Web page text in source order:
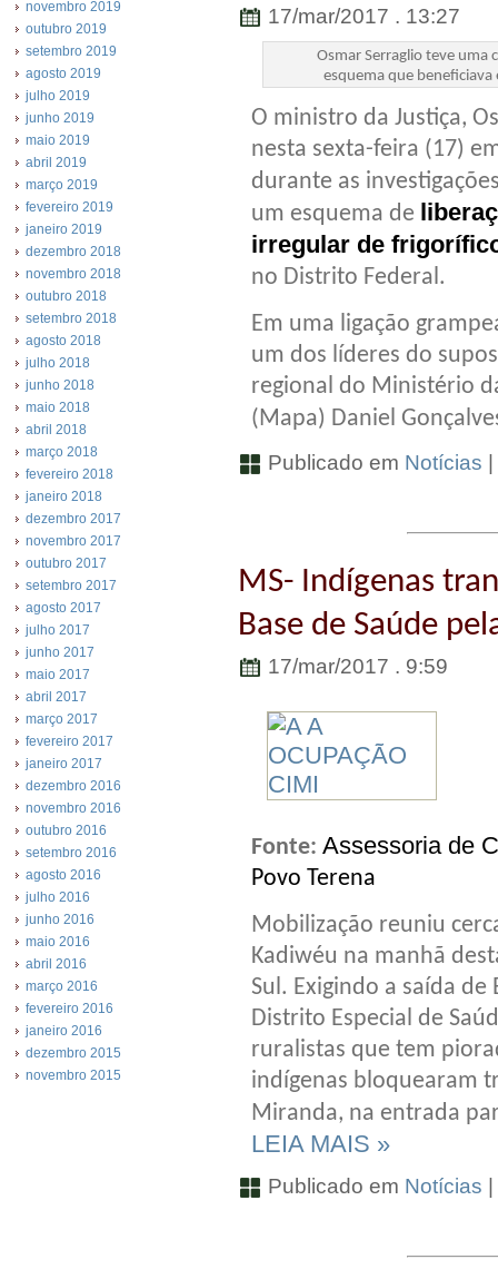
novembro 2019
outubro 2019
setembro 2019
agosto 2019
julho 2019
junho 2019
maio 2019
abril 2019
março 2019
fevereiro 2019
janeiro 2019
dezembro 2018
novembro 2018
outubro 2018
setembro 2018
agosto 2018
julho 2018
junho 2018
maio 2018
abril 2018
março 2018
fevereiro 2018
janeiro 2018
dezembro 2017
novembro 2017
outubro 2017
setembro 2017
agosto 2017
julho 2017
junho 2017
maio 2017
abril 2017
março 2017
fevereiro 2017
janeiro 2017
dezembro 2016
novembro 2016
outubro 2016
setembro 2016
agosto 2016
julho 2016
junho 2016
maio 2016
abril 2016
março 2016
fevereiro 2016
janeiro 2016
dezembro 2015
novembro 2015
17/mar/2017 . 13:27
Osmar Serraglio teve uma
esquema que beneficiava
O ministro da Justiça,
nesta sexta-feira (17)
durante as
um esquema de
irregular de
no Distrito Federal.
Em uma ligação
um dos líderes do
regional do Ministério
(Mapa) Daniel
Publicado em Notícias
MS- Indígenas
Base de Saúde
17/mar/2017 . 9:59
Fonte: Assessoria de
Povo Terena
Mobilização reuniu
Kadiwéu na manhã
Sul. Exigindo a saída
Distrito Especial de
ruralistas que tem
indígenas bloquearam
Miranda, na entrada
LEIA MAIS »
Publicado em Notícias |